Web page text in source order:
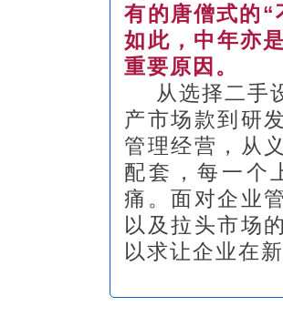
有的唐僧式的
如此，中年亦
重要原因。
从选择二手
产市场款到研
管理经营，从
配套，每一个
痛。面对企业
以及拉头市场
以求让企业在